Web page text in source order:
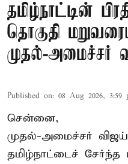
தமிழ்நாட்டின்
தொகுதி
முதல்-அமைச்சர்
Published on: 08 Aug 2026, 3:59
சென்னை,
முதல்-அமைச்சர்
தமிழ்நாட்டைச்